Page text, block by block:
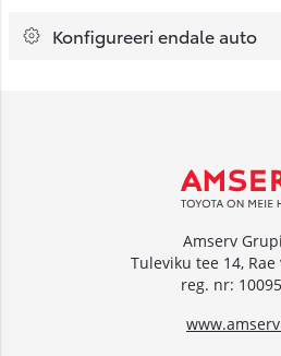
Konfigureeri endale auto
Amserv
Tuleviku tee 14,
reg. nr: